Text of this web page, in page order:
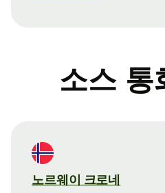
소스 통
노르웨이 크로네